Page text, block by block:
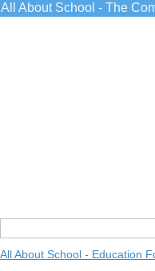
All About School - The
All About School - Education